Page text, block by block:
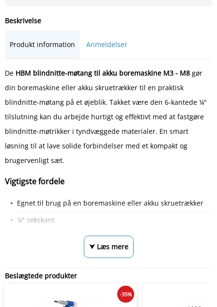
Beskrivelse
Produkt information Anmeldelser
De HBM blindnitte-møtang til akku boremaskine M3 - M8 gør
din boremaskine eller akku skruetrækker til en praktisk
blindnitte-møtang på et øjeblik. Takket være den 6-kantede ¼"
tilslutning kan du arbejde hurtigt og effektivt med at fastgøre
blindnitte-møtrikker i tyndvæggede materialer. En smart
løsning til at lave solide forbindelser med et kompakt og
brugervenligt sæt.
Vigtigste fordele
Egnet til brug på en boremaskine eller akku skruetrækker
¼" sekskant
⮟ Læs mere
Beslægtede produkter
-35%